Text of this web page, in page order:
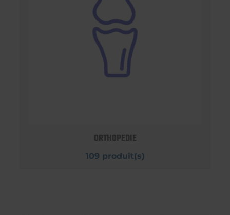
ORTHOPEDIE
109 produit(s)